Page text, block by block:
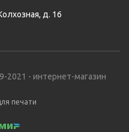
д. 16
2021 - интернет-магазин
печати